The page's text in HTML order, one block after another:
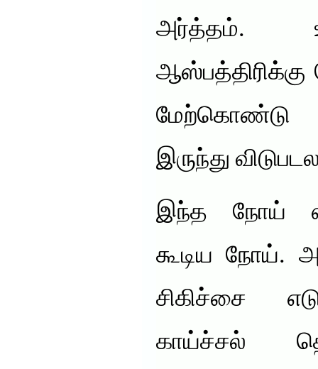
அர்த்தம்.
ஆஸ்பத்திரிக்கு
மேற்கொண்டு
இருந்து
இந்த நோய்
கூடிய நோய்.
சிகிச்சை
காய்ச்சல்